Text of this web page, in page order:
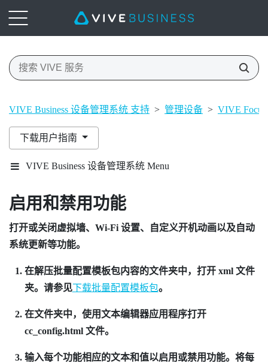
VIVE Business 设备管理系统 支持 > 管理设备 > VIVE
下载用户指南
VIVE Business 设备管理系统 Menu
启用和禁用功能
打开或关闭虚拟墙、 Wi-Fi 设置、自定义开机动画以及自动
系统更新等功能。
在解压批量配置模板包内容的文件夹中，打开 xml文件
夹。请参见下载批量配置模板包。
在文件夹中，使用文本编辑器应用程序打开
cc_config.html文件。
输入每个功能相应的文本和值以启用或禁用功能。将每